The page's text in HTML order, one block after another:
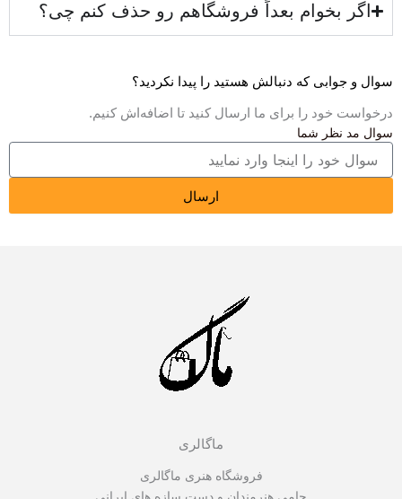
اگر بخوام بعداً فروشگاهم رو حذف کنم چی؟
سوال و جوابی که دنبالش هستید را پیدا نکردید؟
درخواست خود را برای ما ارسال کنید تا اضافه‌اش کنیم.
سوال مد نظر شما
ارسال
ماگالری
فروشگاه هنری ماگالری
حامی هنرمندان و دست سازه های ایرانی